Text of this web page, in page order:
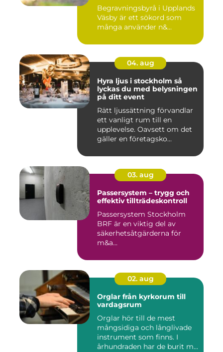
Begravningsbyrå i Upplands
Väsby är ett sökord som
många använder n&...
04. aug
Hyra ljus i stockholm så
lyckas du med belysningen
på ditt event
Rätt ljussättning förvandlar
ett vanligt rum till en
upplevelse. Oavsett om det
gäller en företagsko...
03. aug
Passersystem – trygg och
effektiv tillträdeskontroll
Passersystem Stockholm
BRF är en viktig del av
säkerhetsåtgärderna för
m&a...
02. aug
Orglar från kyrkorum till
vardagsrum
Orglar hör till de mest
mångsidiga och långlivade
instrument som finns. I
århundraden har de burit m...